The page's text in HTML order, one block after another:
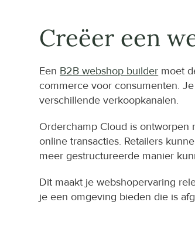
Creëer een
Een B2B webshop builder moet
commerce voor consumenten.
verschillende verkoopkanalen.
Orderchamp Cloud is ontworpen
online transacties. Retailers
meer gestructureerde manier
Dit maakt je webshopervaring
je een omgeving bieden die is